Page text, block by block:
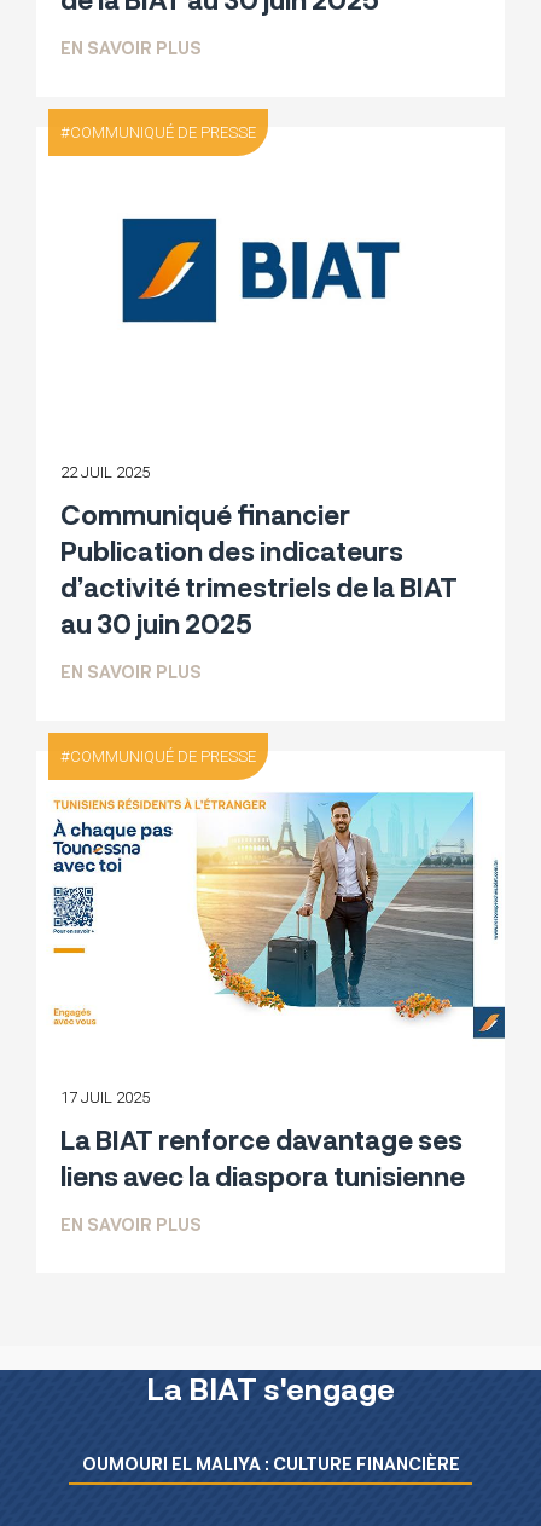
EN SAVOIR PLUS
COMMUNIQUÉ DE PRESSE
22 JUIL 2025
Communiqué financier
Publication des indicateurs
d’activité trimestriels de la BIAT
au 30 juin 2025
EN SAVOIR PLUS
COMMUNIQUÉ DE PRESSE
17 JUIL 2025
La BIAT renforce davantage ses
liens avec la diaspora tunisienne
EN SAVOIR PLUS
La BIAT s'engage
Menu L’essentiel de la BIAT
OUMOURI EL MALIYA : CULTURE FINANCIÈRE